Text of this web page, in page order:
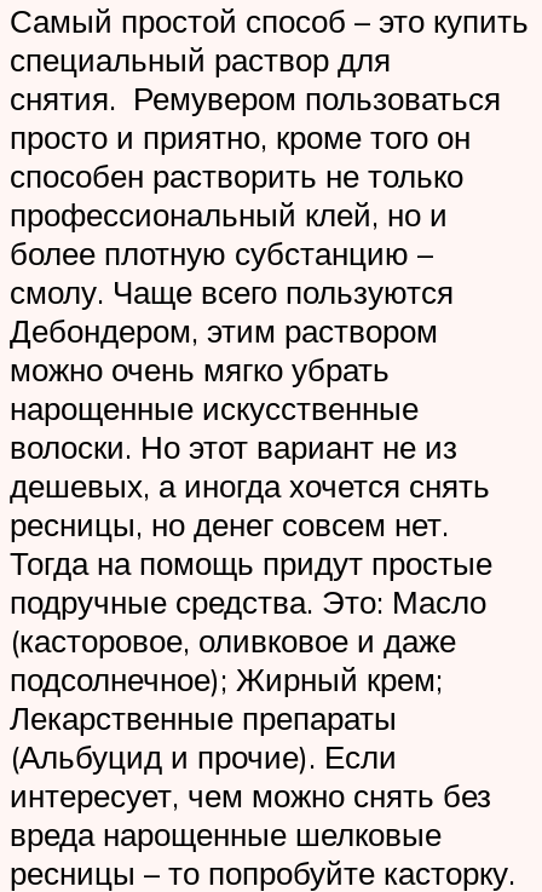
Самый простой способ – это купить
специальный раствор для
снятия. Ремувером пользоваться
просто и приятно, кроме того он
способен растворить не только
профессиональный клей, но и
более плотную субстанцию –
смолу. Чаще всего пользуются
Дебондером, этим раствором
можно очень мягко убрать
нарощенные искусственные
волоски. Но этот вариант не из
дешевых, а иногда хочется снять
ресницы, но денег совсем нет.
Тогда на помощь придут простые
подручные средства. Это: Масло
(касторовое, оливковое и даже
подсолнечное); Жирный крем;
Лекарственные препараты
(Альбуцид и прочие). Если
интересует, чем можно снять без
вреда нарощенные шелковые
ресницы – то попробуйте касторку.